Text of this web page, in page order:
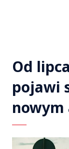
Od
pojawi
nowym